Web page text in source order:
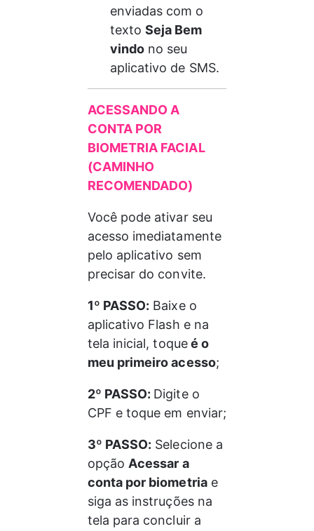
enviadas com o
texto Seja Bem
vindo no seu
aplicativo de SMS.
ACESSANDO A
CONTA POR
BIOMETRIA FACIAL
(CAMINHO
RECOMENDADO)
Você pode ativar seu
acesso imediatamente
pelo aplicativo sem
precisar do convite.
1º PASSO: Baixe o
aplicativo Flash e na
tela inicial, toque é o
meu primeiro acesso;
2º PASSO: Digite o
CPF e toque em enviar;
3º PASSO: Selecione a
opção Acessar a
conta por biometria e
siga as instruções na
tela para concluir a